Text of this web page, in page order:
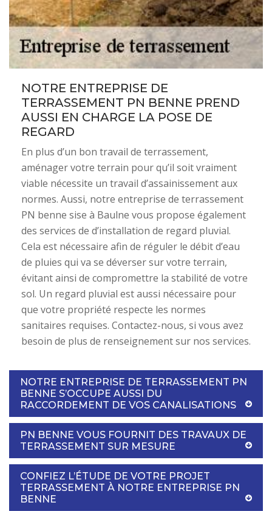
NOTRE ENTREPRISE DE
TERRASSEMENT PN BENNE PREND
AUSSI EN CHARGE LA POSE DE
REGARD
En plus d’un bon travail de terrassement,
aménager votre terrain pour qu’il soit vraiment
viable nécessite un travail d’assainissement aux
normes. Aussi, notre entreprise de terrassement
PN benne sise à Baulne vous propose également
des services de d’installation de regard pluvial.
Cela est nécessaire afin de réguler le débit d’eau
de pluies qui va se déverser sur votre terrain,
évitant ainsi de compromettre la stabilité de votre
sol. Un regard pluvial est aussi nécessaire pour
que votre propriété respecte les normes
sanitaires requises. Contactez-nous, si vous avez
besoin de plus de renseignement sur nos services.
NOTRE ENTREPRISE DE TERRASSEMENT PN
BENNE S’OCCUPE AUSSI DU
RACCORDEMENT DE VOS CANALISATIONS
PN BENNE VOUS FOURNIT DES TRAVAUX DE
TERRASSEMENT SUR MESURE
CONFIEZ L’ÉTUDE DE VOTRE PROJET
TERRASSEMENT À NOTRE ENTREPRISE PN
BENNE